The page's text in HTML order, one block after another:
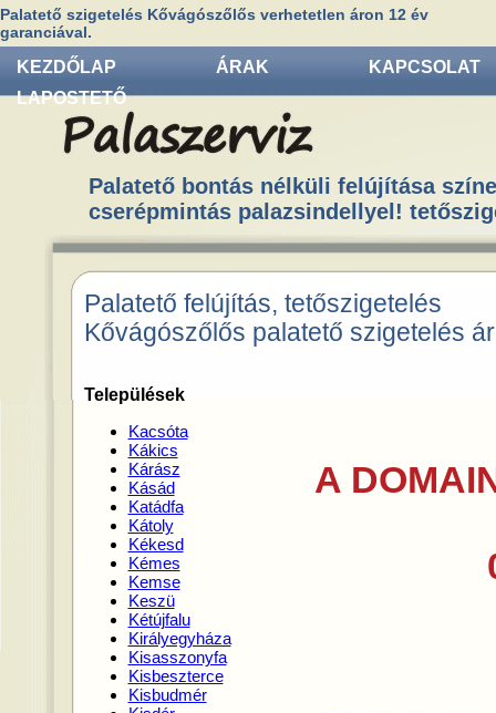
Palatető szigetelés Kővágószőlős verhetetlen áron 12 év
garanciával.
KEZDŐLAP ÁRAK
KAPCSOLAT
LAPOSTETŐ
Palatető bontás nélküli felújítása
cserépmintás palazsindellyel!
Palatető felújítás, tetőszigetelés
Kővágószőlős palatető szigetelés
Települések
Kacsóta
Kákics
Kárász
Kásád
Katádfa
Kátoly
Kékesd
Kémes
Kemse
Keszü
Kétújfalu
Királyegyháza
Kisasszonyfa
Kisbeszterce
Kisbudmér
A